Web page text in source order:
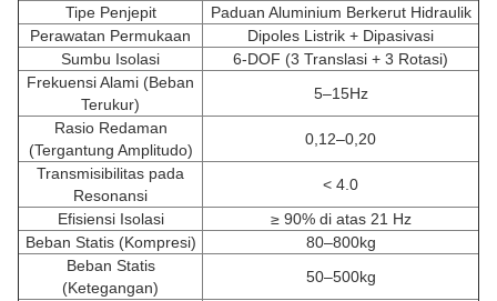
Tipe Penjepit
Paduan Aluminium Berkerut Hidraulik
Perawatan Permukaan
Dipoles Listrik + Dipasivasi
Sumbu Isolasi
6-DOF (3 Translasi + 3 Rotasi)
Frekuensi Alami (Beban
Terukur)
5–15Hz
Rasio Redaman
(Tergantung Amplitudo)
0,12–0,20
Transmisibilitas pada
Resonansi
< 4.0
Efisiensi Isolasi
≥ 90% di atas 21 Hz
Beban Statis (Kompresi)
80–800kg
Beban Statis
(Ketegangan)
50–500kg